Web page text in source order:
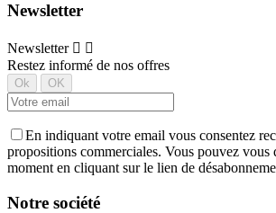
Newsletter
Newsletter  
Restez informé de nos offres
En indiquant votre email vous consentez
propositions commerciales. Vous pouvez vous
moment en cliquant sur le lien de
Notre société